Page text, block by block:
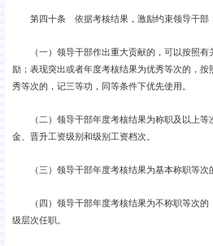
第四十条 依据考核结果，激励约束领导干部：
（一）领导干部作出重大贡献的，可以按照有
励；表现突出或者年度考核结果为优秀等次的，
秀等次的，记三等功，同等条件下优先使用。
（二）领导干部年度考核结果为称职及以上等
金、晋升工资级别和级别工资档次。
（三）领导干部年度考核结果为基本称职等次
（四）领导干部年度考核结果为不称职等次的
级层次任职。